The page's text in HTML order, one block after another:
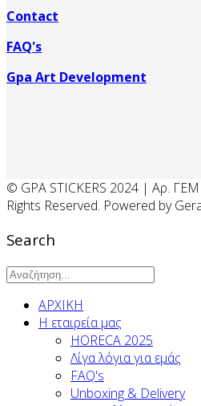
Contact
FAQ's
Gpa Art Development
© GPA STICKERS 2024 | Αρ.
Rights Reserved. Powered by
Search
ΑΡΧΙΚΗ
Η εταιρεία μας
HORECA 2025
Λίγα λόγια για εμάς
FAQ's
Unboxing & Delivery